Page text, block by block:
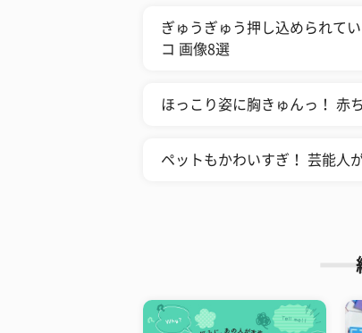
ぎゅうぎゅう押し込められて
コ 画像8選
ほっこり姿に胸きゅんっ！ 赤
ペットもかわいすぎ！ 芸能人